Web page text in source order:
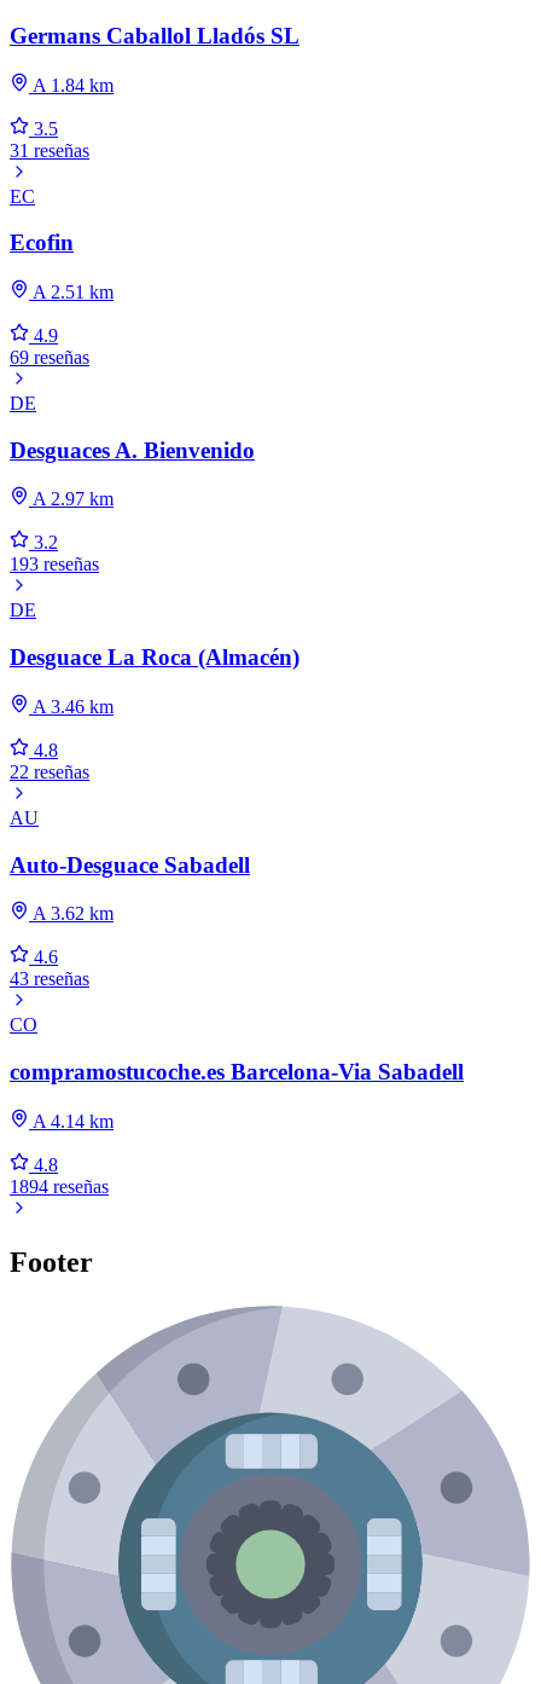
Germans Caballol Lladós SL
A 1.84 km
3.5
31 reseñas
EC
Ecofin
A 2.51 km
4.9
69 reseñas
DE
Desguaces A. Bienvenido
A 2.97 km
3.2
193 reseñas
DE
Desguace La Roca (Almacén)
A 3.46 km
4.8
22 reseñas
AU
Auto-Desguace Sabadell
A 3.62 km
4.6
43 reseñas
CO
compramostucoche.es Barcelona-Via Sabadell
A 4.14 km
4.8
1894 reseñas
Footer